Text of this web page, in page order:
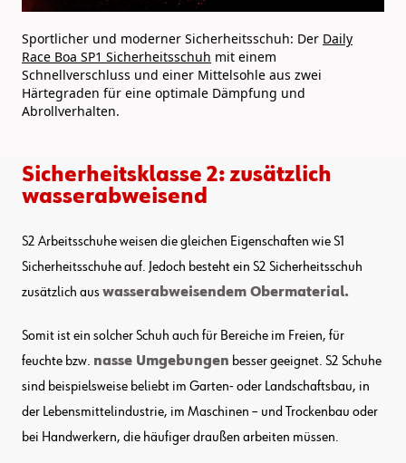
Sportlicher und moderner Sicherheitsschuh: Der Daily
Race Boa SP1 Sicherheitsschuh mit einem
Schnellverschluss und einer Mittelsohle aus zwei
Härtegraden für eine optimale Dämpfung und
Abrollverhalten.
Sicherheitsklasse 2: zusätzlich
wasserabweisend
S2 Arbeitsschuhe weisen die gleichen Eigenschaften wie S1
Sicherheitsschuhe auf. Jedoch besteht ein S2 Sicherheitsschuh
zusätzlich auswasserabweisendem Obermaterial.
Somit ist ein solcher Schuh auch für Bereiche im Freien, für
feuchte bzw. nasse Umgebungen besser geeignet. S2 Schuhe
sind beispielsweise beliebt im Garten- oder Landschaftsbau, in
der Lebensmittelindustrie, im Maschinen – und Trockenbau oder
bei Handwerkern, die häufiger draußen arbeiten müssen.